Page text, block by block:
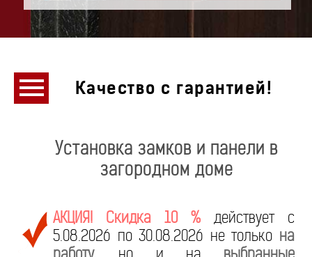
Качество с гарантией!
Установка замков и панели в
загородном доме
АКЦИЯ! Скидка 10 % действует с
5.08.2026 по 30.08.2026 не только на